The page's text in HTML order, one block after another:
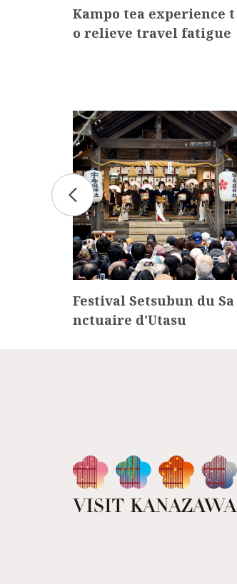
Kampo tea experience t
o relieve travel fatigue
Festival Setsubun du Sa
nctuaire d'Utasu